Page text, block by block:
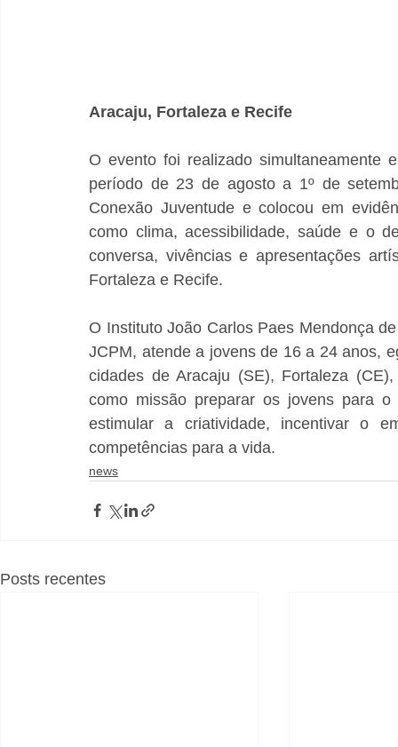
Aracaju, Fortaleza e Recife
O evento foi realizado simultaneamente
período de 23 de agosto a 1º de
Conexão Juventude e colocou em
como clima, acessibilidade, saúde e o
conversa, vivências e apresentações
Fortaleza e Recife.
O Instituto João Carlos Paes Mendonça
JCPM, atende a jovens de 16 a 24 anos,
cidades de Aracaju (SE), Fortaleza
como missão preparar os jovens para
estimular a criatividade, incentivar o
competências para a vida.
news
Posts recentes